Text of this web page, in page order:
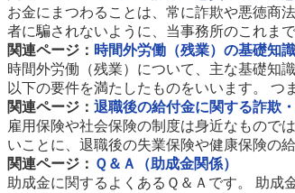
お金にまつわることは、常に詐欺や悪徳商
者に騙されないように、当事務所のこれ
関連ページ： 時間外労働（残業）の基礎知識
時間外労働（残業）について、主な基礎知
以下の要件を満たしたものをいいます。
関連ページ： 退職後の給付金に関する詐欺
雇用保険や社会保険の制度は身近なもので
いことに、退職後の失業保険や健康保険
関連ページ： Ｑ＆Ａ（助成金関係）
助成金に関するよくあるＱ＆Ａです。 助成